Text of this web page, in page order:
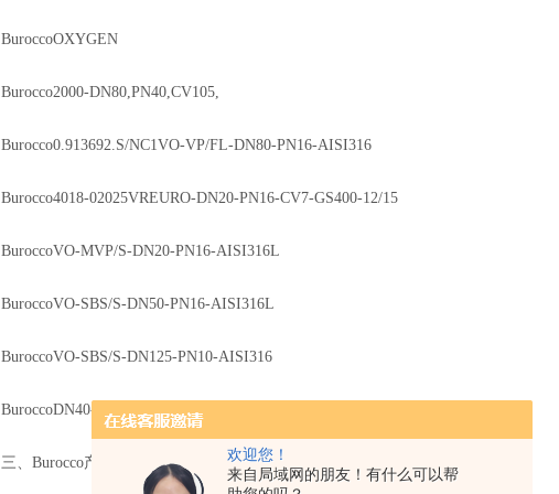
欢迎您！
来自局域网的朋友！有什么可以帮
BuroccoOXYGEN
Burocco2000-DN80,PN40,CV105,
Burocco0.913692.S/NC1VO-VP/FL-DN80-PN16-AISI316
Burocco4018-02025VREURO-DN20-PN16-CV7-GS400-12/15
BuroccoVO-MVP/S-DN20-PN16-AISI316L
BuroccoVO-SBS/S-DN50-PN16-AISI316L
BuroccoVO-SBS/S-DN125-PN10-AISI316
BuroccoDN40-PN16
三、Burocco产品分类